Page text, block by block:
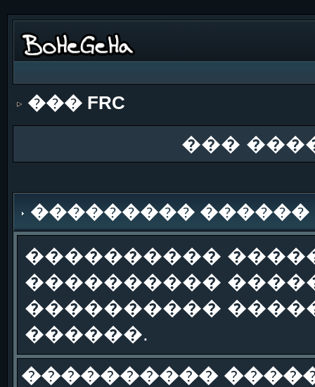
��� FRC
���
��������� ������
����������
����������
����������
������.
����������